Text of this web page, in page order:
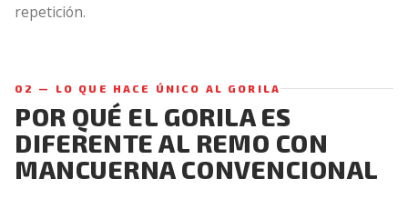
repetición.
02 — LO QUE HACE ÚNICO AL GORILA
POR QUÉ EL GORILA ES
DIFERENTE AL REMO CON
MANCUERNA CONVENCIONAL